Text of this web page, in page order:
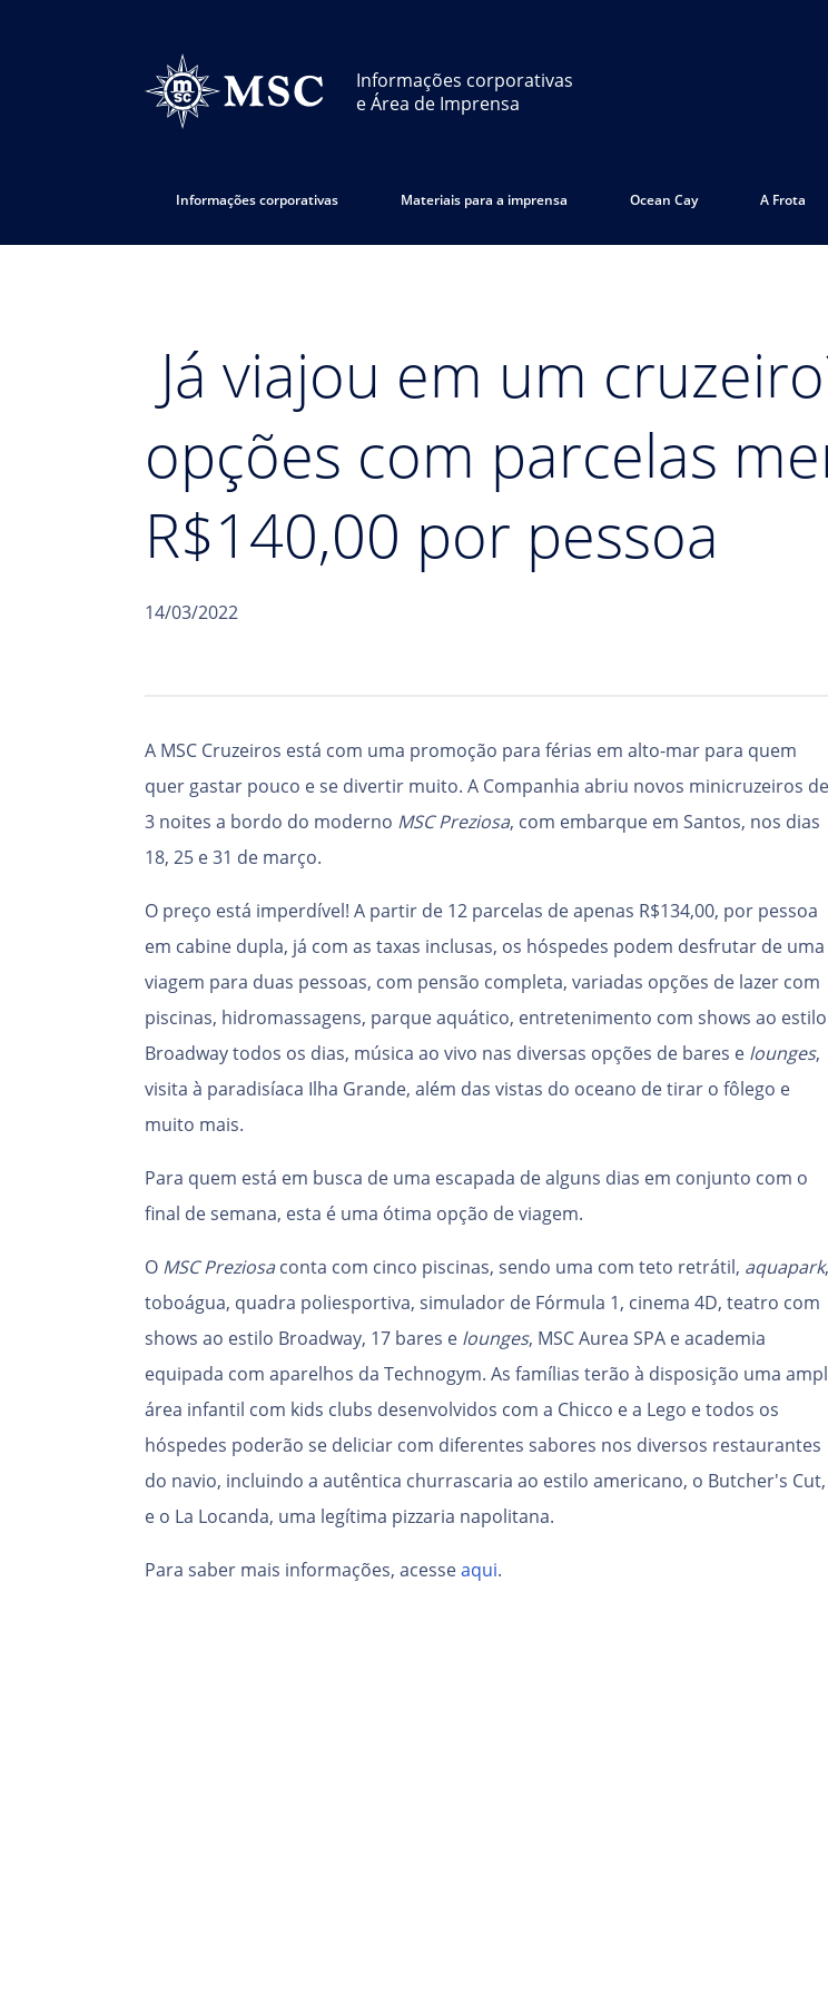
Informações corporativas
e Área de Imprensa
Informações corporativas Materiais para a imprensa Ocean Cay A Frota
Já viajou em um
opções com parcelas
R$140,00 por pessoa
14/03/2022
A MSC Cruzeiros está com uma promoção para férias em alto-mar para quem
quer gastar pouco e se divertir muito. A Companhia abriu novos minicruzeiros de
3 noites a bordo do moderno MSC Preziosa, com embarque em Santos, nos dias
18, 25 e 31 de março.
O preço está imperdível! A partir de 12 parcelas de apenas R$134,00, por pessoa
em cabine dupla, já com as taxas inclusas, os hóspedes podem desfrutar de uma
viagem para duas pessoas, com pensão completa, variadas opções de lazer com
piscinas, hidromassagens, parque aquático, entretenimento com shows ao estilo
Broadway todos os dias, música ao vivo nas diversas opções de bares e lounges,
visita à paradisíaca Ilha Grande, além das vistas do oceano de tirar o fôlego e
muito mais.
Para quem está em busca de uma escapada de alguns dias em conjunto com o
final de semana, esta é uma ótima opção de viagem.
O MSC Preziosaconta com cinco piscinas, sendo uma com teto retrátil, aquapark,
toboágua, quadra poliesportiva, simulador de Fórmula 1, cinema 4D, teatro com
shows ao estilo Broadway, 17 bares e lounges, MSC Aurea SPA e academia
equipada com aparelhos da Technogym. As famílias terão à disposição uma
área infantil com kids clubs desenvolvidos com a Chicco e a Lego e todos os
hóspedes poderão se deliciar com diferentes sabores nos diversos restaurantes
do navio, incluindo a autêntica churrascaria ao estilo americano, o Butcher's Cut,
e o La Locanda, uma legítima pizzaria napolitana.
Para saber mais informações, acesseaqui.